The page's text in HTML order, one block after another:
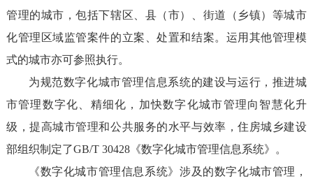
管理的城市，包括下辖区、县（市）、街道（乡镇）等城市
化管理区域监管案件的立案、处置和结案。运用其他管理模
式的城市亦可参照执行。
为规范数字化城市管理信息系统的建设与运行，推进城
市管理数字化、精细化，加快数字化城市管理向智慧化升
级，提高城市管理和公共服务的水平与效率，住房城乡建设
部组织制定了GB/T 30428《数字化城市管理信息系统》。
《数字化城市管理信息系统》涉及的数字化城市管理，